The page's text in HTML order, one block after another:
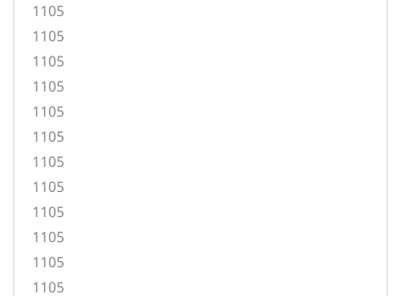
1105
1105
1105
1105
1105
1105
1105
1105
1105
1105
1105
1105